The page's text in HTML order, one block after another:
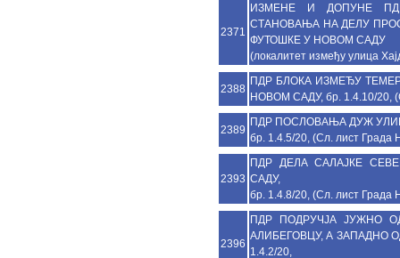
2371
ИЗМЕНЕ И ДОПУНЕ
СТАНОВАЊА НА ДЕЛУ
ФУТОШКЕ У НОВОМ САДУ
(локалитет између улица
2388
ПДР БЛОКА ИЗМЕЂУ
НОВОМ САДУ, бр. 1.4.10/20,
2389
ПДР ПОСЛОВАЊА ДУЖ
бр. 1.4.5/20, (Сл. лист Града
2393
ПДР ДЕЛА САЛАЈКЕ
САДУ,
бр. 1.4.8/20, (Сл. лист Града
2396
ПДР ПОДРУЧЈА ЈУЖНО
АЛИБЕГОВЦУ, А ЗАПАДНО
1.4.2/20,